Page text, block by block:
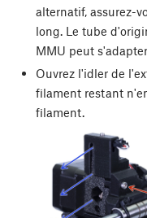
alternatif, assurez-
long. Le tube
MMU peut
Ouvrez l'idler de
filament restant
filament.